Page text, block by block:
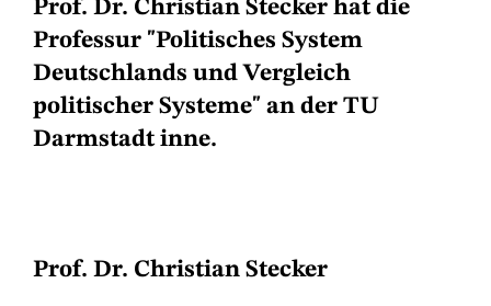
Prof. Dr. Christian Stecker hat die
Professur "Politisches System
Deutschlands und Vergleich
politischer Systeme" an der TU
Darmstadt inne.
Prof. Dr. Christian Stecker